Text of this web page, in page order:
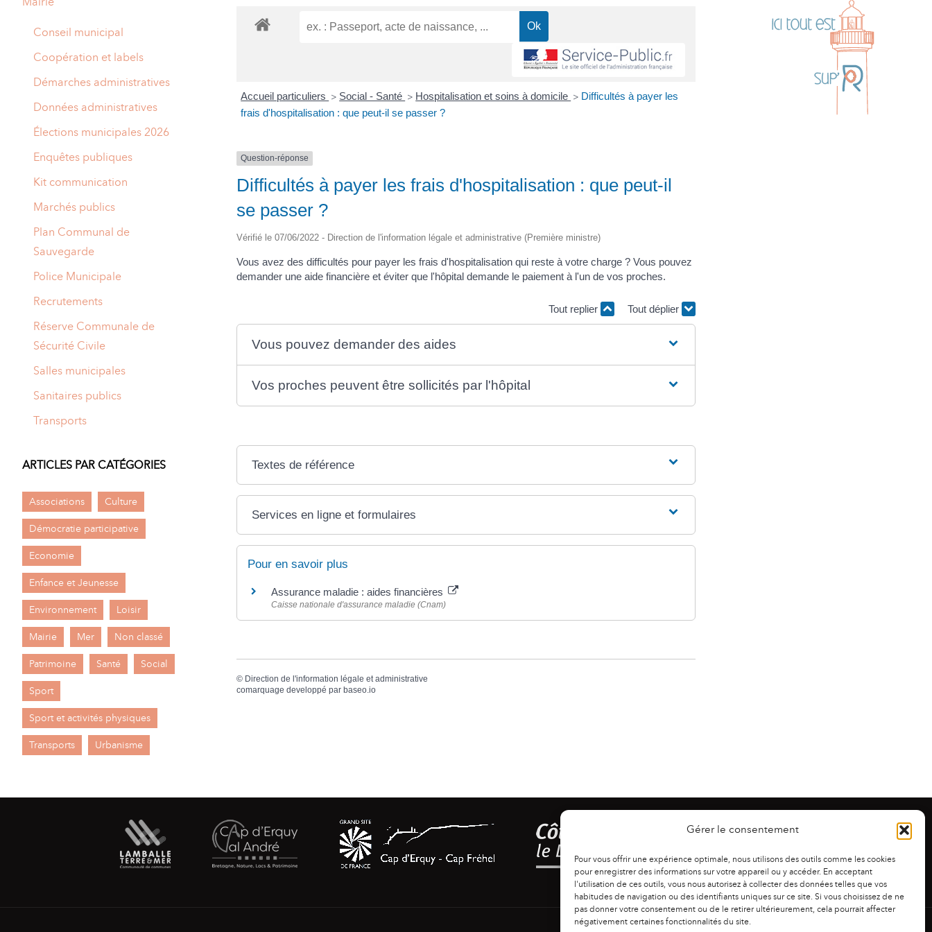
Gérer le consentement
Pour vous offrir une expérience optimale, nous utilisons des outils comme les cookies
pour enregistrer des informations sur votre appareil ou y accéder. En acceptant
l'utilisation de ces outils, vous nous autorisez à collecter des données telles que vos
habitudes de navigation ou des identifiants uniques sur ce site. Si vous choisissez de ne
pas donner votre consentement ou de le retirer ultérieurement, cela pourrait affecter
négativement certaines fonctionnalités du site.
Accueil particuliers > Social - Santé > Hospitalisation et soins à domicile > Difficultés à payer les
frais d'hospitalisation : que peut-il se passer ?
Question-réponse
Difficultés à payer les frais d'hospitalisation : que peut-il
se passer ?
Vérifié le 07/06/2022 - Direction de l'information légale et administrative (Première ministre)
Vous avez des difficultés pour payer les frais d'hospitalisation qui reste à votre charge ? Vous pouvez
demander une aide financière et éviter que l'hôpital demande le paiement à l'un de vos proches.
Tout replier Tout déplier
Vous pouvez demander des aides
Vos proches peuvent être sollicités par l'hôpital
Textes de référence
Services en ligne et formulaires
Pour en savoir plus
Assurance maladie : aides financières
Caisse nationale d'assurance maladie (Cnam)
© Direction de l'information légale et administrative
comarquage developpé par baseo.io
Conseil municipal
Coopération et labels
Démarches administratives
Données administratives
Élections municipales 2026
Enquêtes publiques
Kit communication
Marchés publics
Plan Communal de
Sauvegarde
Police Municipale
Recrutements
Réserve Communale de
Sécurité Civile
Salles municipales
Sanitaires publics
Transports
ARTICLES PAR CATÉGORIES
Associations Culture
Démocratie participative
Economie
Enfance et Jeunesse
Environnement Loisir
Mairie Mer Non classé
Patrimoine Santé Social
Sport
Sport et activités physiques
Transports Urbanisme